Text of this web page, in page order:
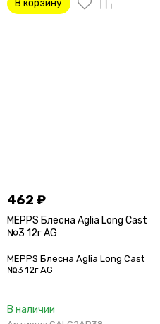
В корзину
462 ₽
MEPPS Блесна Aglia Long Cast
№3 12г AG
MEPPS Блесна Aglia Long Cast
№3 12г AG
В наличии